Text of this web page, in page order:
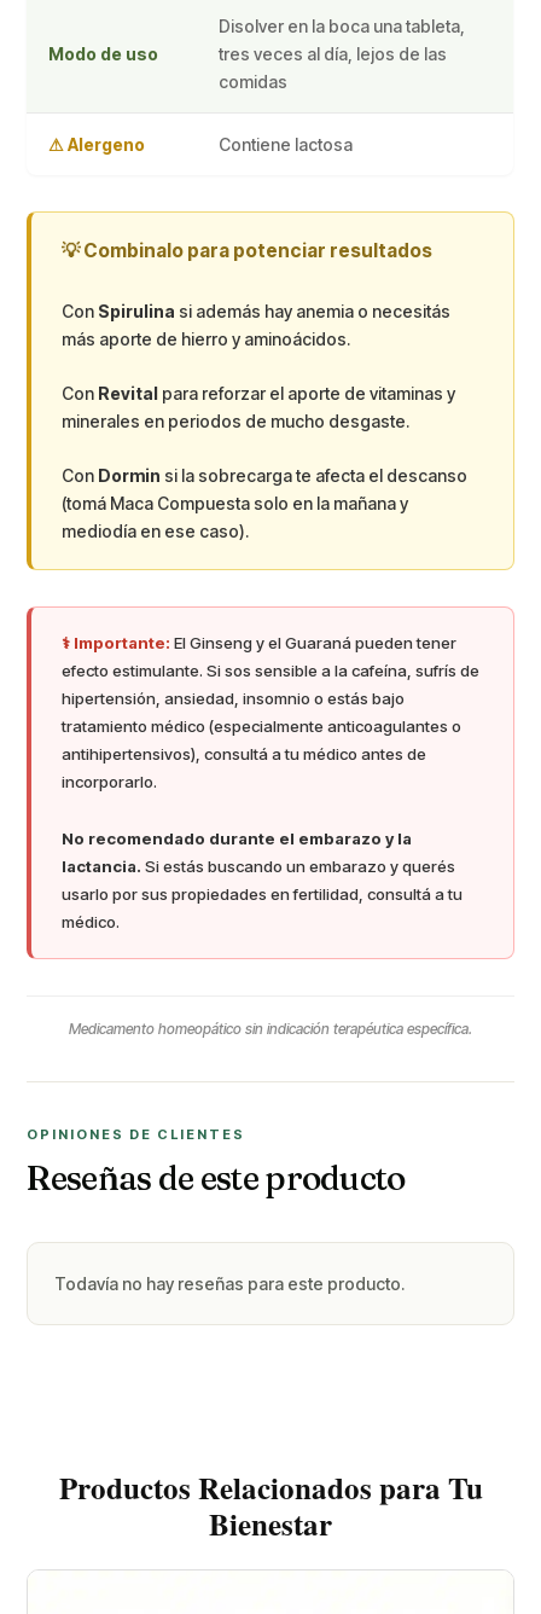
Modo de uso
Disolver en la boca una tableta,
tres veces al día, lejos de las
comidas
⚠ Alergeno Contiene lactosa
💡 Combinalo para potenciar resultados
Con Spirulina si además hay anemia o necesitás
más aporte de hierro y aminoácidos.
Con Revital para reforzar el aporte de vitaminas y
minerales en periodos de mucho desgaste.
Con Dormin si la sobrecarga te afecta el descanso
(tomá Maca Compuesta solo en la mañana y
mediodía en ese caso).
⚕️ Importante: El Ginseng y el Guaraná pueden tener
efecto estimulante. Si sos sensible a la cafeína, sufrís de
hipertensión, ansiedad, insomnio o estás bajo
tratamiento médico (especialmente anticoagulantes o
antihipertensivos), consultá a tu médico antes de
incorporarlo.
No recomendado durante el embarazo y la
lactancia. Si estás buscando un embarazo y querés
usarlo por sus propiedades en fertilidad, consultá a tu
médico.
Medicamento homeopático sin indicación terapéutica específica.
OPINIONES DE CLIENTES
Reseñas de este producto
Todavía no hay reseñas para este producto.
Productos Relacionados para Tu
Bienestar